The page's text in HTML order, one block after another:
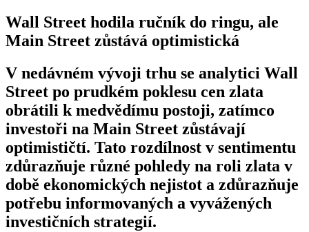
Wall Street hodila ručník do ringu, ale
Main Street zůstává optimistická
V nedávném vývoji trhu se analytici Wall
Street po prudkém poklesu cen zlata
obrátili k medvědímu postoji, zatímco
investoři na Main Street zůstávají
optimističtí. Tato rozdílnost v sentimentu
zdůrazňuje různé pohledy na roli zlata v
době ekonomických nejistot a zdůrazňuje
potřebu informovaných a vyvážených
investičních strategií.